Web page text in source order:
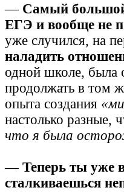
— Самый
ЕГЭ и вообще не
уже случился, на
наладить
одной школе, была
продолжать в том
опыта создания
настолько разные,
что я была
— Теперь ты уже
сталкиваешься